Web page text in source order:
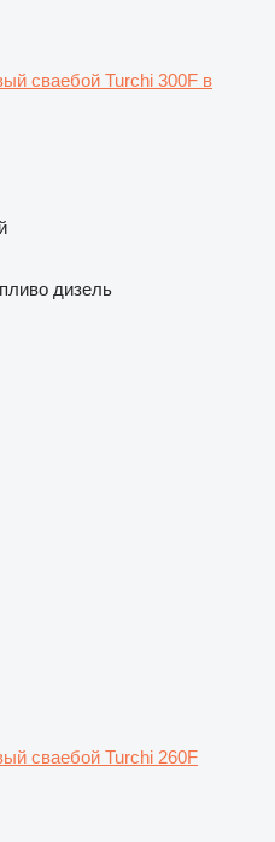
сваебой Turchi 300F в
дизель
сваебой Turchi 260F